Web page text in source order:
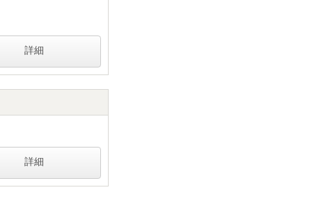
詳細
詳細